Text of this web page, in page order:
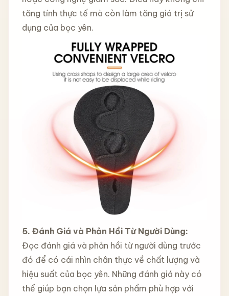
tăng tính thực tế mà còn làm tăng giá trị sử
dụng của bọc yên.
5. Đánh Giá và Phản Hồi Từ Người Dùng:
Đọc đánh giá và phản hồi từ người dùng trước
đó để có cái nhìn chân thực về chất lượng và
hiệu suất của bọc yên. Những đánh giá này có
thể giúp bạn chọn lựa sản phẩm phù hợp với